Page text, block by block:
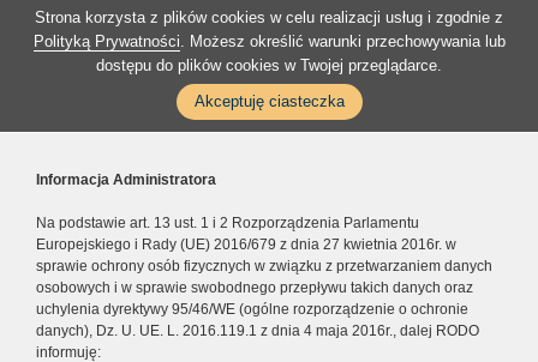
Strona korzysta z plików cookies w celu realizacji usług i zgodnie z
Polityką Prywatności. Możesz określić warunki przechowywania lub
dostępu do plików cookies w Twojej przeglądarce.
Akceptuję ciasteczka
Informacja Administratora
Na podstawie art. 13 ust. 1 i 2 Rozporządzenia Parlamentu
Europejskiego i Rady (UE) 2016/679 z dnia 27 kwietnia 2016r. w
sprawie ochrony osób fizycznych w związku z przetwarzaniem danych
osobowych i w sprawie swobodnego przepływu takich danych oraz
uchylenia dyrektywy 95/46/WE (ogólne rozporządzenie o ochronie
danych), Dz. U. UE. L. 2016.119.1 z dnia 4 maja 2016r., dalej RODO
informuję: